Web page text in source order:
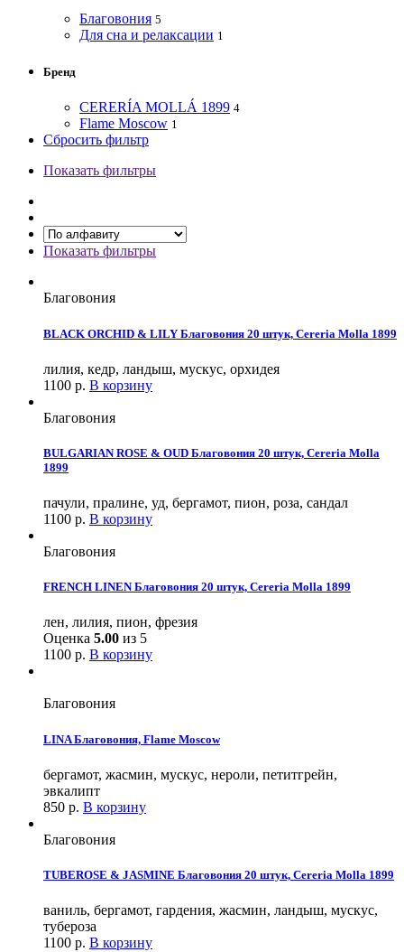
Благовония 5
Для сна и релаксации 1
Бренд
CERERÍA MOLLÁ 1899 4
Flame Moscow 1
Сбросить фильтр
Показать фильтры
Показать фильтры
Благовония
BLACK ORCHID & LILY Благовония 20 штук, Cereria Molla 1899
лилия, кедр, ландыш, мускус, орхидея
1100 р. В корзину
Благовония
BULGARIAN ROSE & OUD Благовония 20 штук, Cereria Molla
1899
пачули, пралине, уд, бергамот, пион, роза, сандал
1100 р. В корзину
Благовония
FRENCH LINEN Благовония 20 штук, Cereria Molla 1899
лен, лилия, пион, фрезия
Оценка 5.00 из 5
1100 р. В корзину
Благовония
LINA Благовония, Flame Moscow
бергамот, жасмин, мускус, нероли, петитгрейн,
эвкалипт
850 р. В корзину
Благовония
TUBEROSE & JASMINE Благовония 20 штук, Cereria Molla 1899
ваниль, бергамот, гардения, жасмин, ландыш, мускус,
тубероза
1100 р. В корзину